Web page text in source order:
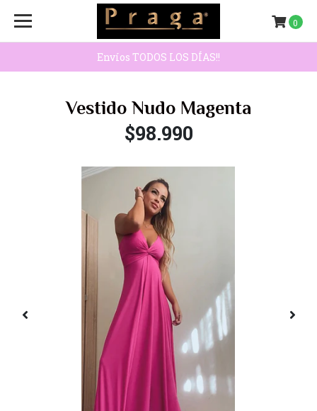
Envíos TODOS LOS DÍAS!!
0
Vestido Nudo Magenta
$98.990